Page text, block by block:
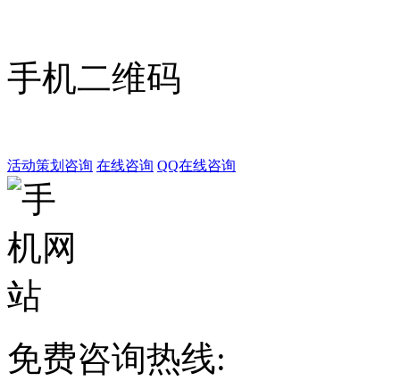
手机二维码
活动策划咨询 在线咨询 QQ在线咨询
免费咨询热线: